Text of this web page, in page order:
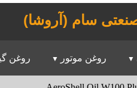
سام (آروشا)
روغن موتور روغن